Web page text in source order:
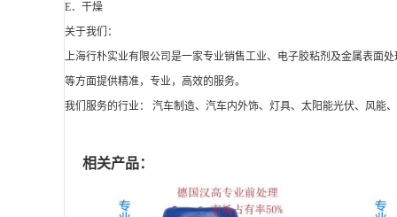
E．干燥
关于我们：
上海行朴实业有限公司是一家专业销售工业、电子胶粘剂及金属表面
等方面提供精准，专业，高效的服务。
我们服务的行业： 汽车制造、汽车内外饰、灯具、太阳能光伏、风能
相关产品：